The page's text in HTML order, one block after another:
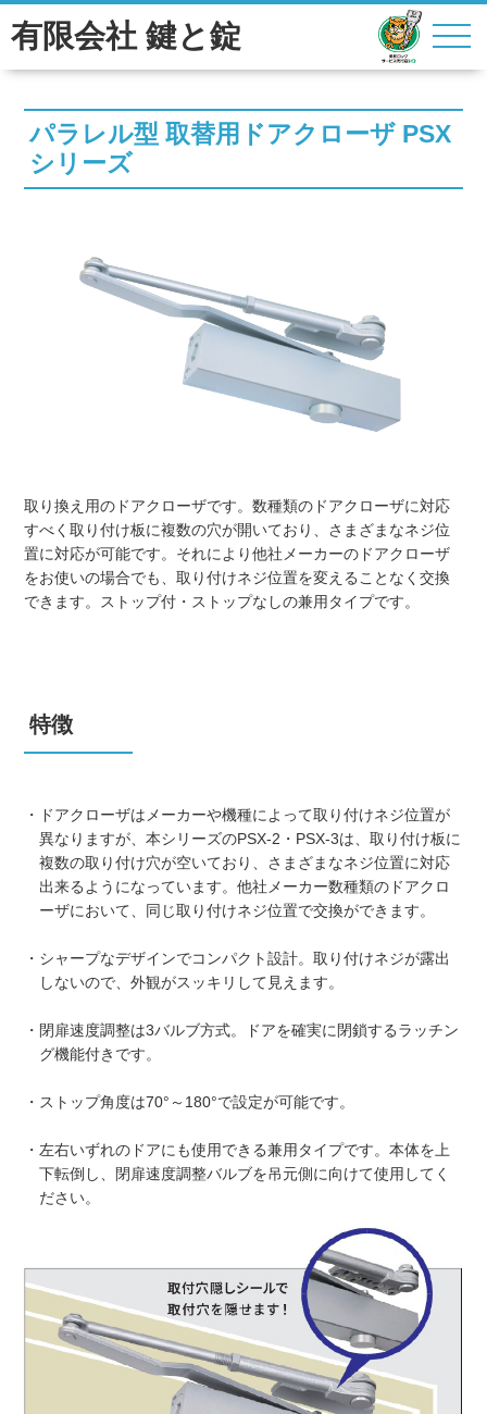
有限会社 鍵と錠
パラレル型 取替用ドアクローザ PSX
シリーズ
取り換え用のドアクローザです。数種類のドアクローザに対応
すべく取り付け板に複数の穴が開いており、さまざまなネジ位
置に対応が可能です。それにより他社メーカーのドアクローザ
をお使いの場合でも、取り付けネジ位置を変えることなく交換
できます。ストップ付・ストップなしの兼用タイプです。
特徴
・ドアクローザはメーカーや機種によって取り付けネジ位置が
異なりますが、本シリーズのPSX-2・PSX-3は、取り付け板に
複数の取り付け穴が空いており、さまざまなネジ位置に対応
出来るようになっています。他社メーカー数種類のドアクロ
ーザにおいて、同じ取り付けネジ位置で交換ができます。
・シャープなデザインでコンパクト設計。取り付けネジが露出
しないので、外観がスッキリして見えます。
・閉扉速度調整は3バルブ方式。ドアを確実に閉鎖するラッチン
グ機能付きです。
・ストップ角度は70°～180°で設定が可能です。
・左右いずれのドアにも使用できる兼用タイプです。本体を上
下転倒し、閉扉速度調整バルブを吊元側に向けて使用してく
ださい。